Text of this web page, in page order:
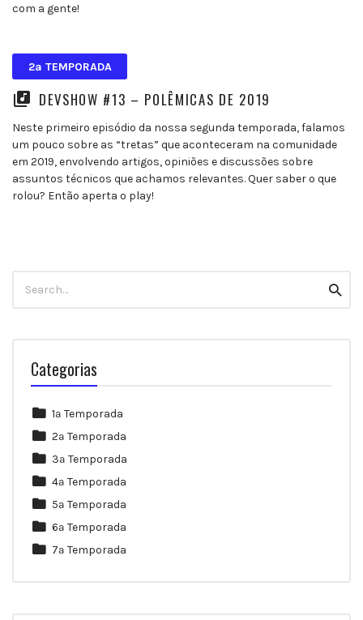
com a gente!
2ª TEMPORADA
DEVSHOW #13 – POLÊMICAS DE 2019
Neste primeiro episódio da nossa segunda temporada, falamos
um pouco sobre as “tretas” que aconteceram na comunidade
em 2019, envolvendo artigos, opiniões e discussões sobre
assuntos técnicos que achamos relevantes. Quer saber o que
rolou? Então aperta o play!
for:
Categorias
1ª Temporada
2ª Temporada
3ª Temporada
4ª Temporada
5ª Temporada
6ª Temporada
7ª Temporada